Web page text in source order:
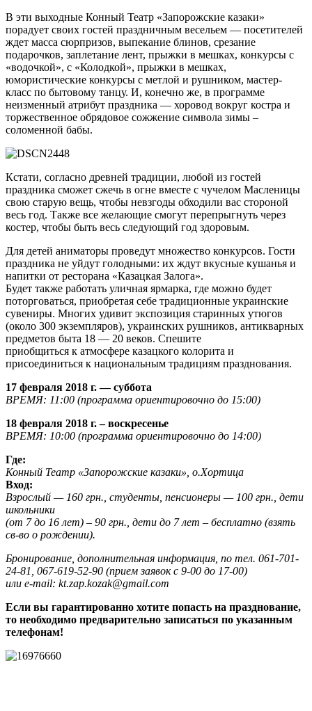
В эти выходные Конный Театр «Запорожские казаки»
порадует своих гостей праздничным весельем — посетителей
ждет масса сюрпризов, выпекание блинов, срезание
подарочков, заплетание лент, прыжки в мешках, конкурсы с
«водочкой», с «Колодкой», прыжки в мешках,
юмористические конкурсы с метлой и рушником, мастер-
класс по бытовому танцу. И, конечно же, в программе
неизменный атрибут праздника — хоровод вокруг костра и
торжественное обрядовое сожжение символа зимы –
соломенной бабы.
Кстати, согласно древней традиции, любой из гостей
праздника сможет сжечь в огне вместе с чучелом Масленицы
свою старую вещь, чтобы невзгоды обходили вас стороной
весь год. Также все желающие смогут перепрыгнуть через
костер, чтобы быть весь следующий год здоровым.
Для детей аниматоры проведут множество конкурсов. Гости
праздника не уйдут голодными: их ждут вкусные кушанья и
напитки от ресторана «Казацкая Залога».
Будет также работать уличная ярмарка, где можно будет
поторговаться, приобретая себе традиционные украинские
сувениры. Многих удивит экспозиция старинных утюгов
(около 300 экземпляров), украинских рушников, антикварных
предметов быта 18 — 20 веков. Спешите
приобщиться к атмосфере казацкого колорита и
присоединиться к национальным традициям празднования.
17 февраля 2018 г. — суббота
ВРЕМЯ: 11:00 (программа ориентировочно до 15:00)
18 февраля 2018 г. – воскресенье
ВРЕМЯ: 10:00 (программа ориентировочно до 14:00)
Где:
Конный Театр «Запорожские казаки», о.Хортица
Вход:
Взрослый — 160 грн., студенты, пенсионеры — 100 грн., дети
школьники
(от 7 до 16 лет) – 90 грн., дети до 7 лет – бесплатно (взять
св-во о рождении).
Бронирование, дополнительная информация, по тел. 061-701-
24-81, 067-619-52-90 (прием заявок с 9-00 до 17-00)
или e-mail: kt.zap.kozak@gmail.com
Если вы гарантированно хотите попасть на празднование,
то необходимо предварительно записаться по указанным
телефонам!